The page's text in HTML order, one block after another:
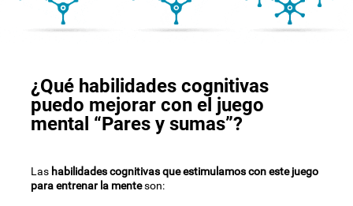
¿Qué habilidades cognitivas
puedo mejorar con el juego
mental “Pares y sumas”?
Las habilidades cognitivas que estimulamos con este juego
para entrenar la menteson: